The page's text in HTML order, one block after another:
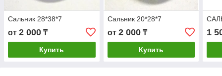
Сальник 28*38*7
от 2 000 ₸
Купить
Сальник 20*28*7
от 2 000₸
Купить
1